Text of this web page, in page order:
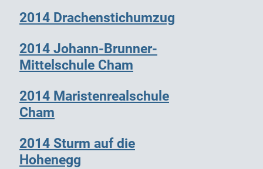
2014 Drachenstichumzug
2014 Johann-Brunner-
Mittelschule Cham
2014 Maristenrealschule
Cham
2014 Sturm auf die
Hohenegg